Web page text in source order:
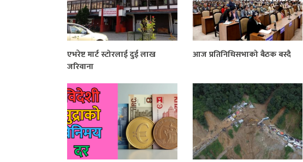
एभरेष्ट मार्ट स्टोरलाई दुई लाख
जरिवाना
आज प्रतिनिधिसभाको बैठक बस्दै